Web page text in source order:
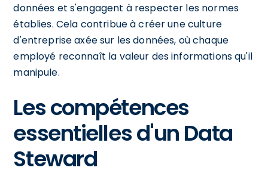
données et s'engagent à respecter les normes
établies. Cela contribue à créer une culture
d'entreprise axée sur les données, où chaque
employé reconnaît la valeur des informations qu'il
manipule.
Les compétences
essentielles d'un Data
Steward